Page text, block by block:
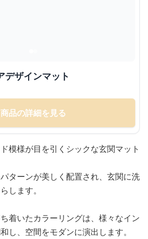
デザインマット
商品の詳細を見る
模様が目を引くシックな玄関マット
ターンが美しく配置され、玄関に洗
します。
着いたカラーリングは、様々なイン
し、空間をモダンに演出します。